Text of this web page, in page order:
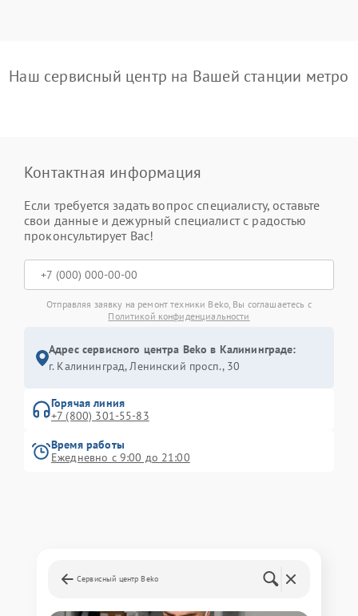
Наш сервисный центр на Вашей станции метро
Контактная информация
Если требуется задать вопрос специалисту, оставьте
свои данные и дежурный специалист с радостью
проконсультирует Вас!
Отправляя заявку на ремонт техники Beko, Вы соглашаетесь с
Политикой конфиденциальности
Адрес сервисного центра Beko в Калининграде:
г. Калининград, Ленинский просп., 30
Горячая линия
+7 (800) 301-55-83
Время работы
Ежедневно с 9:00 до 21:00
Сервисный центр Beko